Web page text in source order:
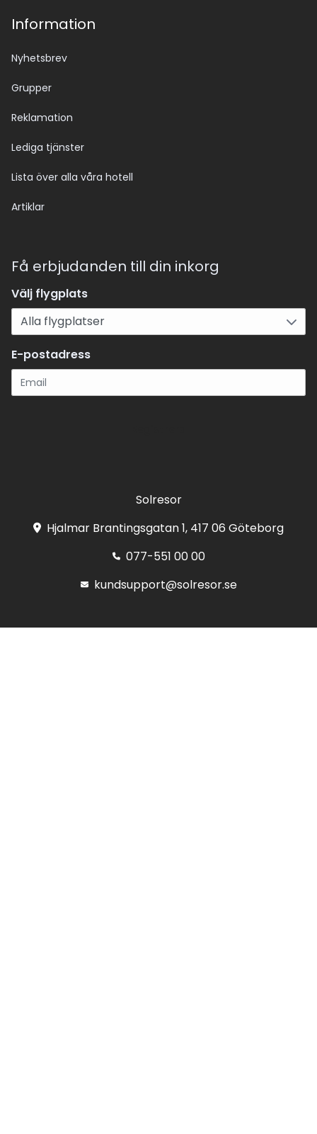
Information
Nyhetsbrev
Grupper
Reklamation
Lediga tjänster
Lista över alla våra hotell
Artiklar
Få erbjudanden till din inkorg
Välj flygplats
E-postadress
Solresor
Hjalmar Brantingsgatan 1, 417 06 Göteborg
077-551 00 00
kundsupport@solresor.se